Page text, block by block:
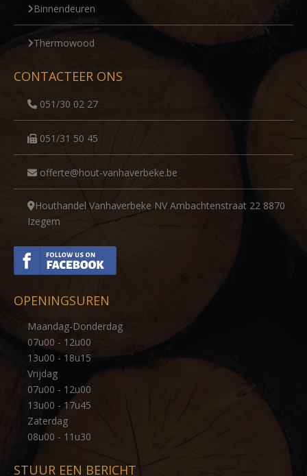
Binnendeuren
Thermowood
CONTACTEER ONS
051/30 02 27
051/31 50 45
offerte@hout-vanhaverbeke.be
Houthandel Vanhaverbeke NV Ambachtenstraat 22 8870
Izegem
OPENINGSUREN
Maandag-Donderdag
07u00 - 12u00
13u00 - 18u15
Vrijdag
07u00 - 12u00
13u00 - 17u45
Zaterdag
08u00 - 11u30
STUUR EEN BERICHT